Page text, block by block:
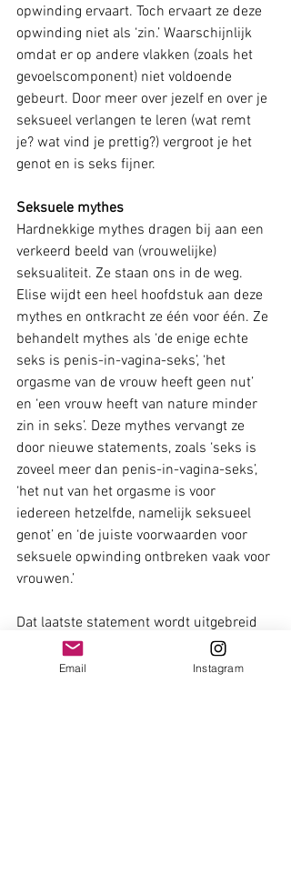
opwinding ervaart. Toch ervaart ze deze
opwinding niet als ‘zin.’ Waarschijnlijk
omdat er op andere vlakken (zoals het
gevoelscomponent) niet voldoende
gebeurt. Door meer over jezelf en over je
seksueel verlangen te leren (wat remt
je? wat vind je prettig?) vergroot je het
genot en is seks fijner.
Seksuele mythes
Hardnekkige mythes dragen bij aan een
verkeerd beeld van (vrouwelijke)
seksualiteit. Ze staan ons in de weg.
Elise wijdt een heel hoofdstuk aan deze
mythes en ontkracht ze één voor één. Ze
behandelt mythes als ‘de enige echte
seks is penis-in-vagina-seks’, ‘het
orgasme van de vrouw heeft geen nut’
en ‘een vrouw heeft van nature minder
zin in seks’. Deze mythes vervangt ze
door nieuwe statements, zoals ‘seks is
zoveel meer dan penis-in-vagina-seks’,
‘het nut van het orgasme is voor
iedereen hetzelfde, namelijk seksueel
genot’ en ‘de juiste voorwaarden voor
seksuele opwinding ontbreken vaak voor
vrouwen.’
Dat laatste statement wordt uitgebreid
in haar boek besproken. Elise kijkt
daarbij naar allerlei verschillende
Email Instagram